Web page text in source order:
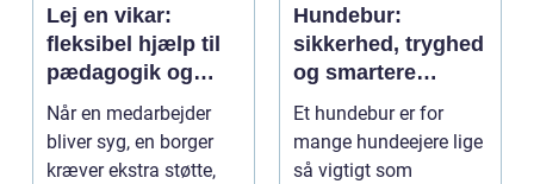
Lej en vikar:
fleksibel hjælp til
pædagogik og
sundhed
Når en medarbejder
bliver syg, en borger
kræver ekstra støtte,
Hundebur:
sikkerhed, tryghed
og smartere
hverdag med hund
Et hundebur er for
mange hundeejere lige
så vigtigt som